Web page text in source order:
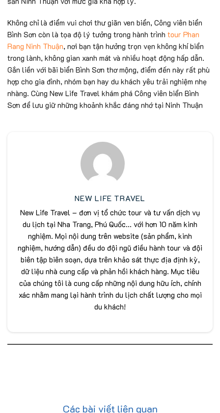
Không chỉ là điểm vui chơi thư giãn ven biển, Công viên biển
Bình Sơn còn là tọa độ lý tưởng trong hành trình tour Phan
Rang Ninh Thuận, nơi bạn tận hưởng trọn vẹn không khí biển
trong lành, không gian xanh mát và nhiều hoạt động hấp dẫn.
Gắn liền với bãi biển Bình Sơn thơ mộng, điểm đến này rất phù
hợp cho gia đình, nhóm bạn hay du khách yêu trải nghiệm nhẹ
nhàng. Cùng New Life Travel khám phá Công viên biển Bình
Sơn để lưu giữ những khoảnh khắc đáng nhớ tại Ninh Thuận
NEW LIFE TRAVEL
New Life Travel – đơn vị tổ chức tour và tư vấn dịch vụ
du lịch tại Nha Trang, Phú Quốc... với hơn 10 năm kinh
nghiệm. Mọi nội dung trên website (sản phẩm, kinh
nghiệm, hướng dẫn) đều do đội ngũ điều hành tour và đội
biên tập biên soạn, dựa trên khảo sát thực địa định kỳ,
dữ liệu nhà cung cấp và phản hồi khách hàng. Mục tiêu
của chúng tôi là cung cấp những nội dung hữu ích, chính
xác nhằm mang lại hành trình du lịch chất lượng cho mọi
du khách!
Các bài viết liên quan